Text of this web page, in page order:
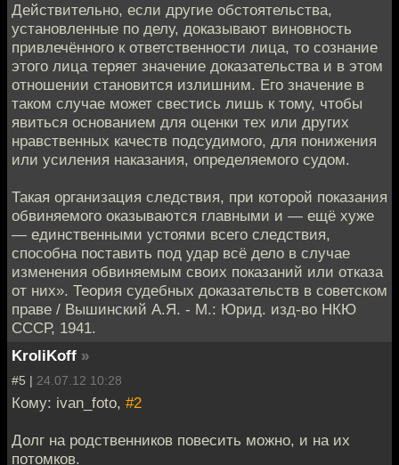
Действительно, если другие обстоятельства,
установленные по делу, доказывают виновность
привлечённого к ответственности лица, то сознание
этого лица теряет значение доказательства и в этом
отношении становится излишним. Его значение в
таком случае может свестись лишь к тому, чтобы
явиться основанием для оценки тех или других
нравственных качеств подсудимого, для понижения
или усиления наказания, определяемого судом.
Такая организация следствия, при которой показания
обвиняемого оказываются главными и — ещё хуже
— единственными устоями всего следствия,
способна поставить под удар всё дело в случае
изменения обвиняемым своих показаний или отказа
от них». Теория судебных доказательств в советском
праве / Вышинский А.Я. - М.: Юрид. изд-во НКЮ
СССР, 1941.
KroliKoff »
#5 | 24.07.12 10:28
Кому: ivan_foto, #2
Долг на родственников повесить можно, и на их
потомков.